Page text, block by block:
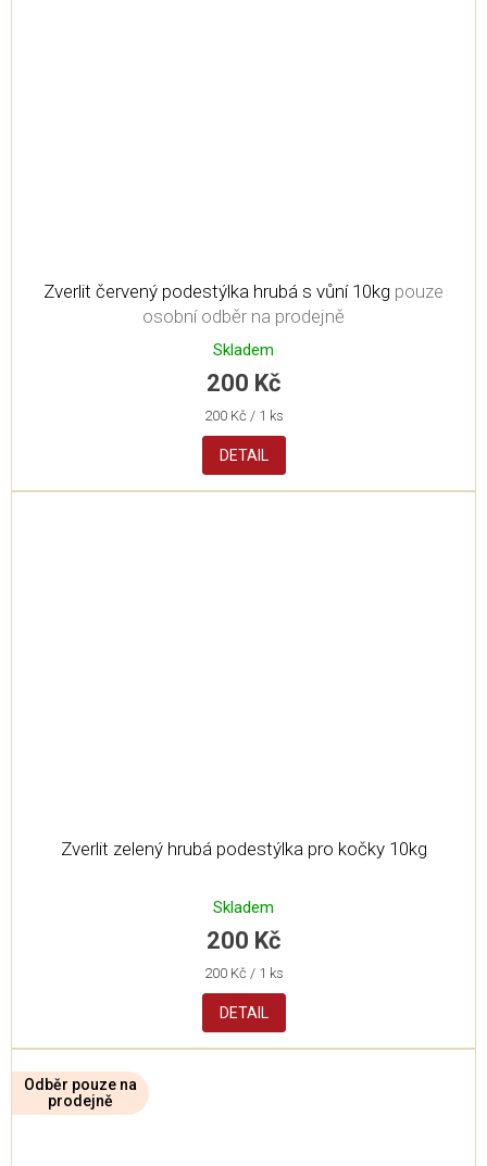
Zverlit červený podestýlka hrubá s vůní 10kg pouze
osobní odběr na prodejně
Skladem
200 Kč
Měrná
cena:
200 Kč / 1 ks
DETAIL
Zverlit zelený hrubá podestýlka pro kočky 10kg
Skladem
200 Kč
Měrná
cena:
200 Kč / 1 ks
DETAIL
Odběr pouze na
prodejně